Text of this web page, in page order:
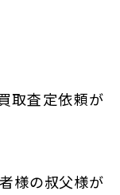
取査定依頼が
様の叔父様が